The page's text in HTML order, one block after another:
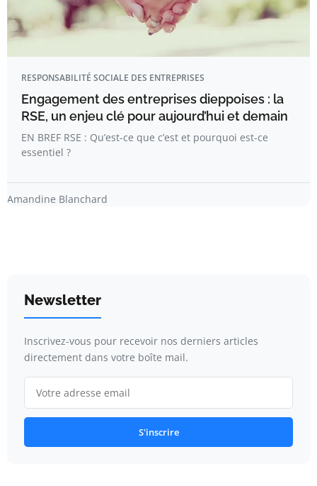
RESPONSABILITÉ SOCIALE DES ENTREPRISES
Engagement des entreprises dieppoises : la
RSE, un enjeu clé pour aujourd’hui et demain
EN BREF RSE : Qu’est-ce que c’est et pourquoi est-ce
essentiel ?
Amandine Blanchard
Newsletter
Inscrivez-vous pour recevoir nos derniers articles
directement dans votre boîte mail.
S'inscrire